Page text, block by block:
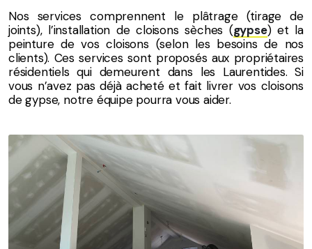
Nos services comprennent le plâtrage (tirage de
joints), l’installation de cloisons sèches (gypse) et la
peinture de vos cloisons (selon les besoins de nos
clients). Ces services sont proposés aux propriétaires
résidentiels qui demeurent dans les Laurentides. Si
vous n’avez pas déjà acheté et fait livrer vos cloisons
de gypse, notre équipe pourra vous aider.